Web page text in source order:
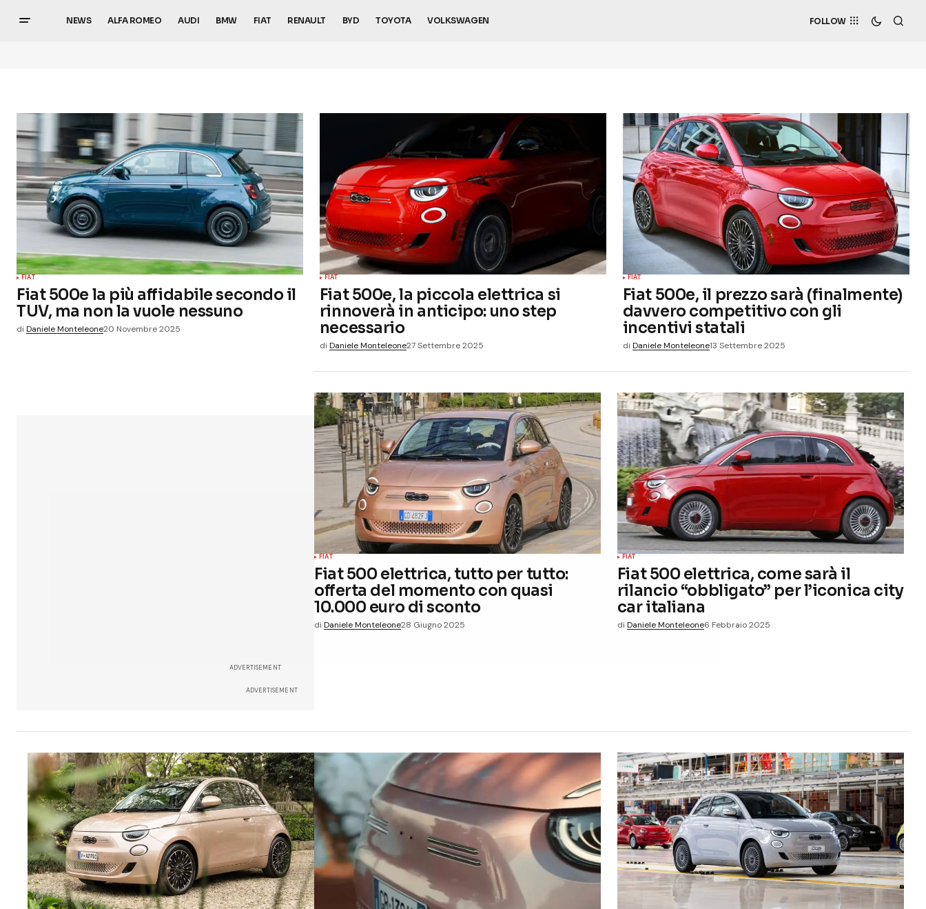
NEWS ALFA ROMEO AUDI BMW FIAT RENAULT BYD TOYOTA VOLKSWAGEN FOLLOW
FIAT
Fiat 500e la più affidabile secondo il
TUV, ma non la vuole nessuno
di Daniele Monteleone20 Novembre 2025
FIAT
Fiat 500e, la piccola elettrica si
rinnoverà in anticipo: uno step
necessario
di Daniele Monteleone27 Settembre 2025
FIAT
Fiat 500e, il prezzo sarà (finalmente)
davvero competitivo con gli
incentivi statali
di Daniele Monteleone13 Settembre 2025
ADVERTISEMENT
ADVERTISEMENT
FIAT
Fiat 500 elettrica, tutto per tutto:
offerta del momento con quasi
10.000 euro di sconto
di Daniele Monteleone28 Giugno 2025
FIAT
Fiat 500 elettrica, come sarà il
rilancio “obbligato” per l’iconica city
car italiana
di Daniele Monteleone6 Febbraio 2025